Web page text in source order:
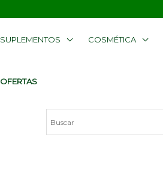
SUPLEMENTOS COSMÉTICA
OFERTAS